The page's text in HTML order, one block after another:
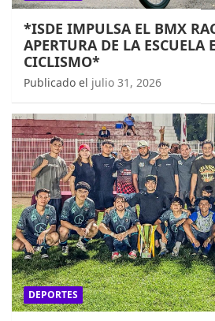
*ISDE IMPULSA EL BMX
APERTURA DE LA ESCUELA
CICLISMO*
Publicado el julio 31, 2026
DEPORTES